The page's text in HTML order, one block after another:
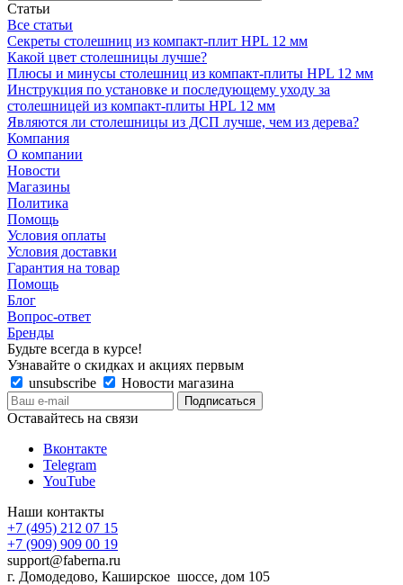
Статьи
Все статьи
Секреты столешниц из компакт-плит HPL 12 мм
Какой цвет столешницы лучше?
Плюсы и минусы столешниц из компакт-плиты HPL 12 мм
Инструкция по установке и последующему уходу за
столешницей из компакт-плиты HPL 12 мм
Являются ли столешницы из ДСП лучше, чем из дерева?
Компания
О компании
Новости
Магазины
Политика
Помощь
Условия оплаты
Условия доставки
Гарантия на товар
Помощь
Блог
Вопрос-ответ
Бренды
Будьте всегда в курсе!
Узнавайте о скидках и акциях первым
unsubscribe
Новости магазина
Оставайтесь на связи
Вконтакте
Telegram
YouTube
Наши контакты
+7 (495) 212 07 15
+7 (909) 909 00 19
support@faberna.ru
г. Домодедово, Каширское шоссе, дом 105